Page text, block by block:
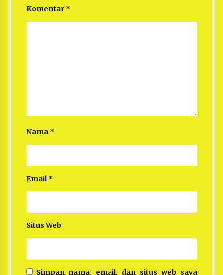
Komentar *
Nama *
Email*
Situs Web
Simpan nama, email, dan situs web saya